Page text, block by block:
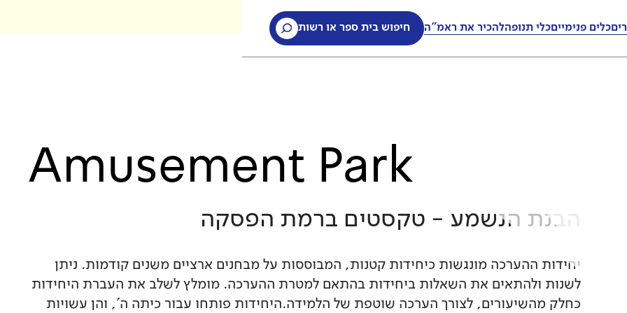
כלים פנימייםכלי תנופהלהכיר את ראמ"ה חיפוש בית ספר או רשות כלים פנימייםכלי תנופהלהכיר את ראמ"ה חיפוש בית ספר או רשות
Amusement Park
הבנת הנשמע - טקסטים ברמת הפסקה
יחידות ההערכה מונגשות כיחידות קטנות, המבוססות על מבחנים ארציים משנים קודמות. ניתן
לשנות ולהתאים את השאלות ביחידות בהתאם למטרת ההערכה. מומלץ לשלב את העברת היחידות
כחלק מהשיעורים, לצורך הערכה שוטפת של הלמידה.היחידות פותחו עבור כיתה ה', והן עשויות